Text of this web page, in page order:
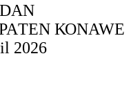
ΚΟNAWE
2026